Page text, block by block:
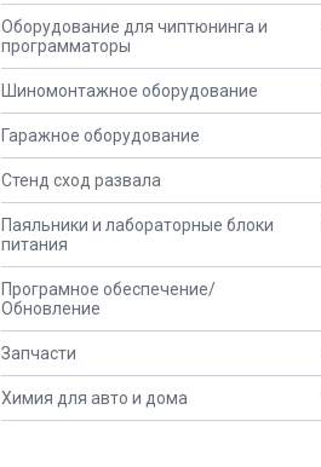
Оборудование для чиптюнинга и
программаторы
Шиномонтажное оборудование
Гаражное оборудование
Стенд сход развала
Паяльники и лабораторные блоки
питания
Програмное обеспечение/
Обновление
Запчасти
Химия для авто и дома